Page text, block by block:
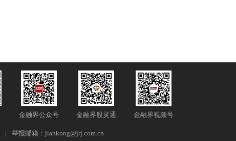
金融界公众号 金融界股灵通 金融界视频号
| 举报邮箱：jiankong@jrj.com.cn